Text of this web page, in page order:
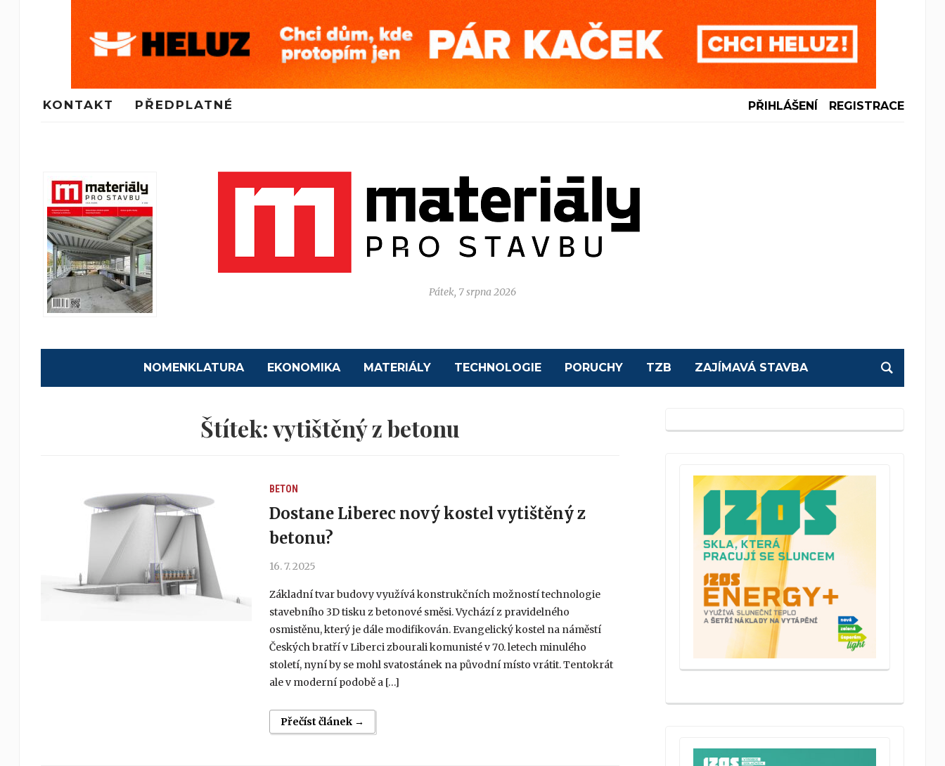
KONTAKT PŘEDPLATNÉ PŘIHLÁŠENÍ REGISTRACE
Pátek, 7 srpna 2026
NOMENKLATURA EKONOMIKA MATERIÁLY TECHNOLOGIE PORUCHY TZB ZAJÍMAVÁ STAVBA
Štítek:vytištěný z betonu
BETON
Dostane Liberec nový kostel vytištěný z
betonu?
16. 7. 2025
Základní tvar budovy využívá konstrukčních možností technologie
stavebního 3D tisku z betonové směsi. Vychází z pravidelného
osmistěnu, který je dále modifikován. Evangelický kostel na náměstí
Českých bratří v Liberci zbourali komunisté v 70. letech minulého
století, nyní by se mohl svatostánek na původní místo vrátit. Tentokrát
ale v moderní podobě a […]
Přečíst článek →